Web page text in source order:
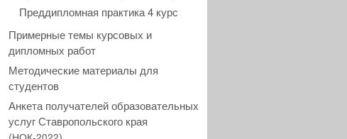
Преддипломная практика 4 курс
Примерные темы курсовых и
дипломных работ
Методические материалы для
студентов
Анкета получателей образовательных
услуг Ставропольского края